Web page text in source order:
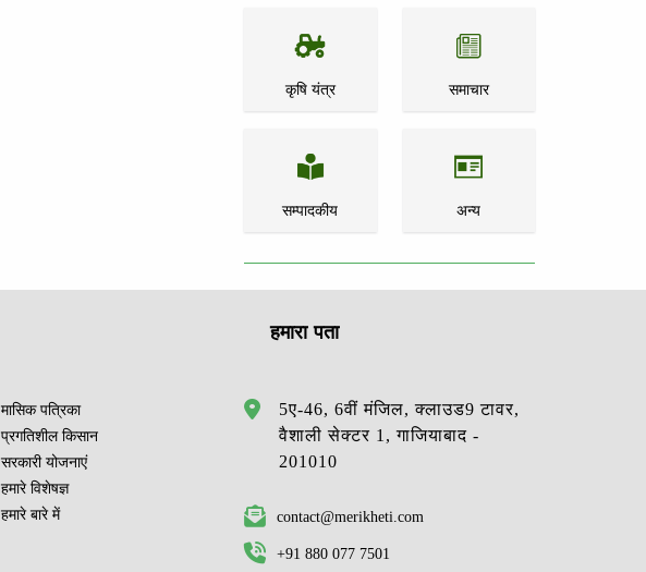
कृषि यंत्र समाचार
सम्पादकीय अन्य
मासिक पत्रिका
प्रगतिशील किसान
सरकारी योजनाएं
हमारे विशेषज्ञ
हमारे बारे में
हमारा पता
5ए-46, 6वीं मंजिल, क्लाउड9 टावर,
वैशाली सेक्टर 1, गाजियाबाद -
201010
contact@merikheti.com
+91 880 077 7501